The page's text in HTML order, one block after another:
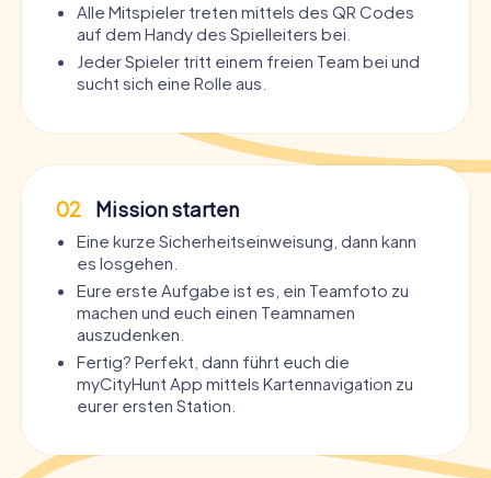
Alle Mitspieler treten mittels des QR Codes
auf dem Handy des Spielleiters bei.
Jeder Spieler tritt einem freien Team bei und
sucht sich eine Rolle aus.
02 Mission starten
Eine kurze Sicherheitseinweisung, dann kann
es losgehen.
Eure erste Aufgabe ist es, ein Teamfoto zu
machen und euch einen Teamnamen
auszudenken.
Fertig? Perfekt, dann führt euch die
myCityHunt App mittels Kartennavigation zu
eurer ersten Station.